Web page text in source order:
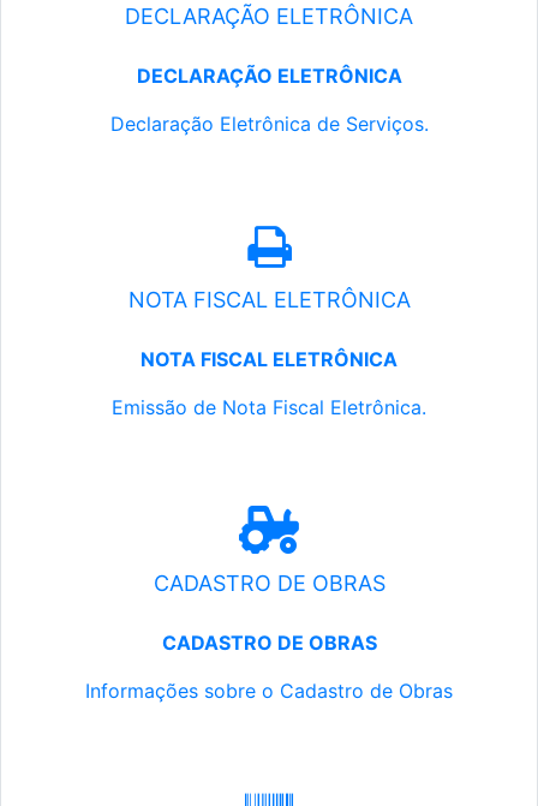
DECLARAÇÃO ELETRÔNICA
DECLARAÇÃO ELETRÔNICA
Declaração Eletrônica de Serviços.
NOTA FISCAL ELETRÔNICA
NOTA FISCAL ELETRÔNICA
Emissão de Nota Fiscal Eletrônica.
CADASTRO DE OBRAS
CADASTRO DE OBRAS
Informações sobre o Cadastro de Obras